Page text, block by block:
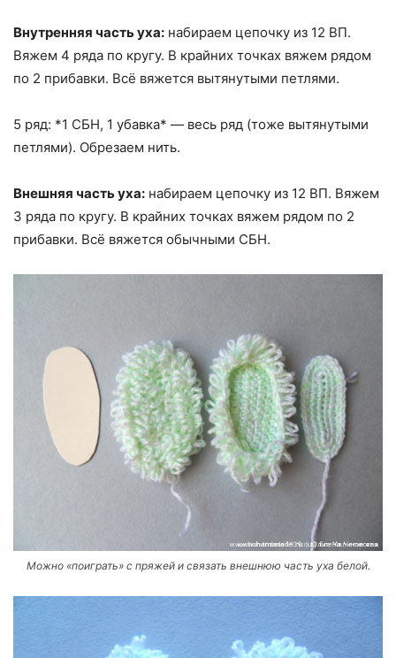
Внутренняя часть уха: набираем цепочку из 12 ВП.
Вяжем 4 ряда по кругу. В крайних точках вяжем рядом
по 2 прибавки. Всё вяжется вытянутыми петлями.
5 ряд: *1 СБН, 1 убавка* — весь ряд (тоже вытянутыми
петлями). Обрезаем нить.
Внешняя часть уха: набираем цепочку из 12 ВП. Вяжем
3 ряда по кругу. В крайних точках вяжем рядом по 2
прибавки. Всё вяжется обычными СБН.
Можно «поиграть» с пряжей и связать внешнюю часть уха белой.